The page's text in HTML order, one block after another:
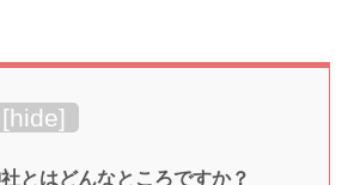
[hide]
とはどんなところですか？